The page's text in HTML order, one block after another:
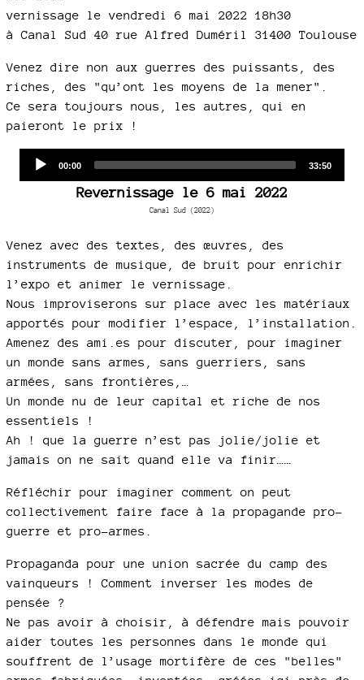
vernissage le vendredi 6 mai 2022 18h30
à Canal Sud 40 rue Alfred Duméril 31400 Toulouse
Venez dire non aux guerres des puissants, des
riches, des "qu’ont les moyens de la mener".
Ce sera toujours nous, les autres, qui en
paieront le prix !
Current
00:00
Total
33:50
Revernissage le 6 mai 2022
Canal Sud (2022)
Venez avec des textes, des œuvres, des
instruments de musique, de bruit pour enrichir
l’expo et animer le vernissage.
Nous improviserons sur place avec les matériaux
apportés pour modifier l’espace, l’installation.
Amenez des ami.es pour discuter, pour imaginer
un monde sans armes, sans guerriers, sans
armées, sans frontières,…
Un monde nu de leur capital et riche de nos
essentiels !
Ah ! que la guerre n’est pas jolie/jolie et
jamais on ne sait quand elle va finir……
Réfléchir pour imaginer comment on peut
collectivement faire face à la propagande pro-
guerre et pro-armes.
Propaganda pour une union sacrée du camp des
vainqueurs ! Comment inverser les modes de
pensée ?
Ne pas avoir à choisir, à défendre mais pouvoir
aider toutes les personnes dans le monde qui
souffrent de l’usage mortifère de ces "belles"